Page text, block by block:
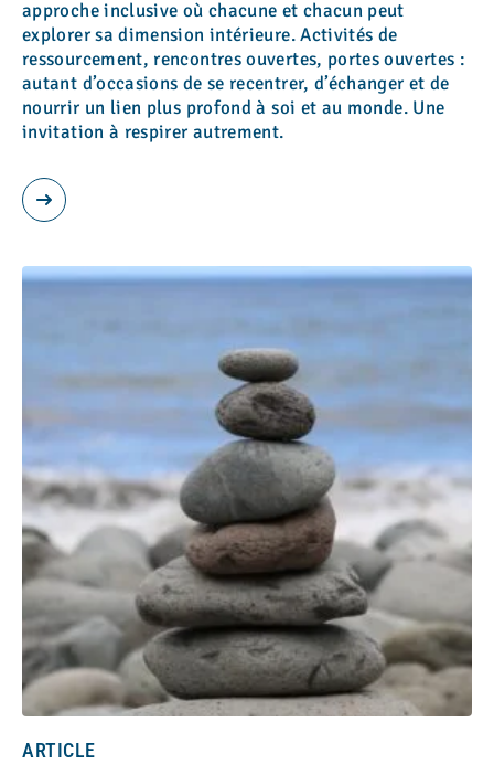
approche inclusive où chacune et chacun peut
explorer sa dimension intérieure. Activités de
ressourcement, rencontres ouvertes, portes ouvertes :
autant d’occasions de se recentrer, d’échanger et de
nourrir un lien plus profond à soi et au monde. Une
invitation à respirer autrement.
ARTICLE